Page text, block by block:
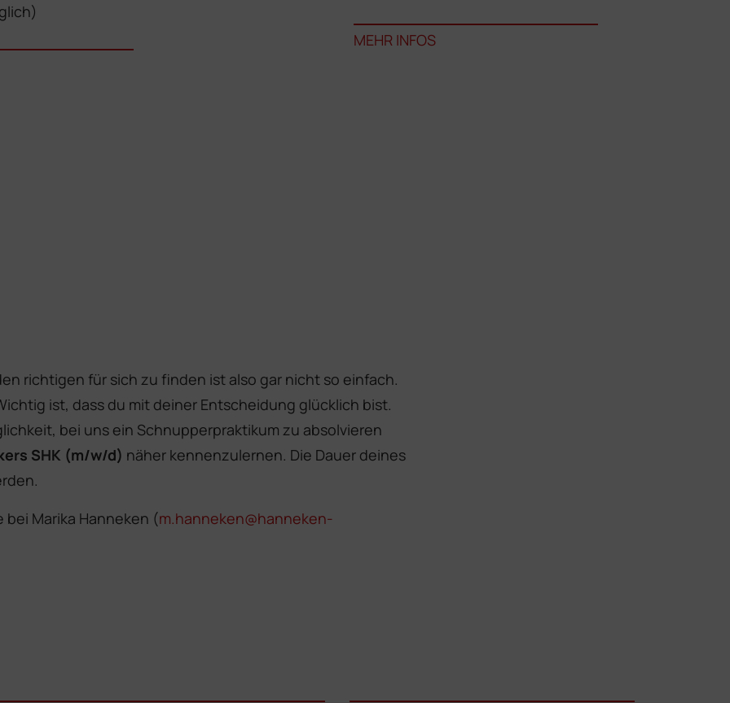
MEHR INFOS
richtigen für sich zu finden ist also gar nicht so einfach.
ist, dass du mit deiner Entscheidung glücklich bist.
bei uns ein Schnupperpraktikum zu absolvieren
SHK (m/w/d) näher kennenzulernen. Die Dauer deines
bei Marika Hanneken (m.hanneken@hanneken-